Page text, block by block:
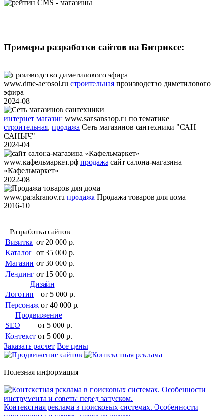
Примеры разработки сайтов на Битриксе:
www.dme-aerosol.ru строительная производство диметилового
эфира
2024-08
интернет магазин www.sansanshop.ru по тематике
строительная, продажа Сеть магазинов сантехники "САН
САНЫЧ"
2024-04
www.кафельмаркет.рф продажа сайт салона-магазина
«Кафельмаркет»
2022-08
www.parakranov.ru продажа Продажа товаров для дома
2016-10
Разработка сайтов
Визитка от 20 000 р.
Каталог от 35 000 р.
Магазин от 30 000 р.
Лендинг от 15 000 р.
Дизайн
Логотип
от 5 000 р.
Персонаж от 40 000 р.
Продвижение
SEO
от 5 000 р.
Контекст от 5 000 р.
Заказать расчет Все цены
Полезная информация
Контекстная реклама в поисковых системах. Особенности